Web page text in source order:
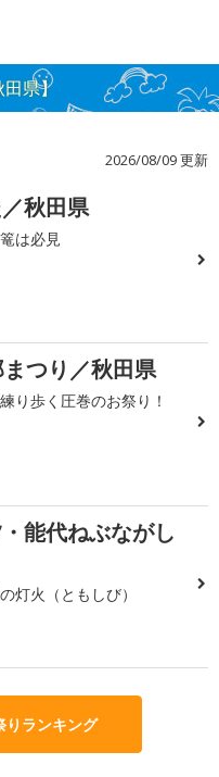
県】
2026/08/09 更新
秋田県
は必見
つり／秋田県
り歩く圧巻のお祭り！
能代ねぶながし
灯火（ともしび）
りランキング